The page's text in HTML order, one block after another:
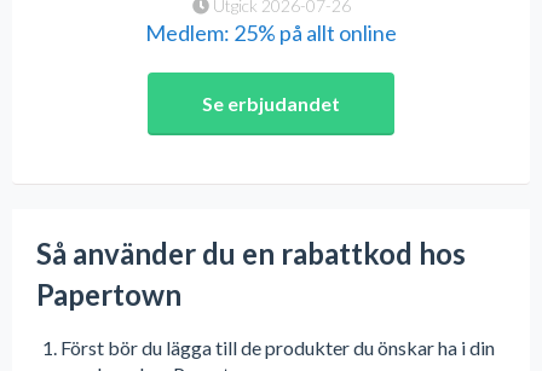
Utgick 2026-07-26
Medlem: 25% på allt online
Se erbjudandet
Så använder du en rabattkod hos
Papertown
Först bör du lägga till de produkter du önskar ha i din